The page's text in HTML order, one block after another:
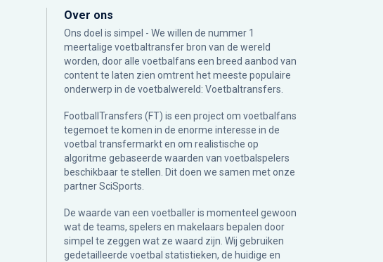
Over ons
Ons doel is simpel - We willen de nummer 1
meertalige voetbaltransfer bron van de wereld
worden, door alle voetbalfans een breed aanbod van
content te laten zien omtrent het meeste populaire
onderwerp in de voetbalwereld: Voetbaltransfers.
FootballTransfers (FT) is een project om voetbalfans
tegemoet te komen in de enorme interesse in de
voetbal transfermarkt en om realistische op
algoritme gebaseerde waarden van voetbalspelers
beschikbaar te stellen. Dit doen we samen met onze
partnerSciSports.
De waarde van een voetballer is momenteel gewoon
wat de teams, spelers en makelaars bepalen door
simpel te zeggen wat ze waard zijn. Wij gebruiken
gedetailleerde voetbal statistieken, de huidige en